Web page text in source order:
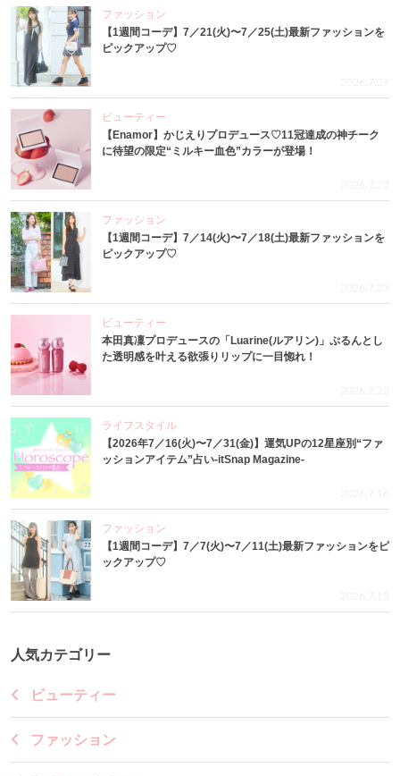
ファッション
【1週間コーデ】7／21(火)〜7／25(土)最新ファッションを
ピックアップ♡
2026.7.29
ビューティー
【Enamor】かじえりプロデュース♡11冠達成の神チーク
に待望の限定“ミルキー血色”カラーが登場！
2026.7.27
ファッション
【1週間コーデ】7／14(火)〜7／18(土)最新ファッションを
ピックアップ♡
2026.7.23
ビューティー
本田真凜プロデュースの「Luarine(ルアリン)」ぷるんとし
た透明感を叶える欲張りリップに一目惚れ！
2026.7.22
ライフスタイル
【2026年7／16(火)〜7／31(金)】運気UPの12星座別“ファ
ッションアイテム”占い-itSnap Magazine-
2026.7.16
ファッション
【1週間コーデ】7／7(火)〜7／11(土)最新ファッションをピ
ックアップ♡
2026.7.15
人気カテゴリー
ビューティー
ファッション